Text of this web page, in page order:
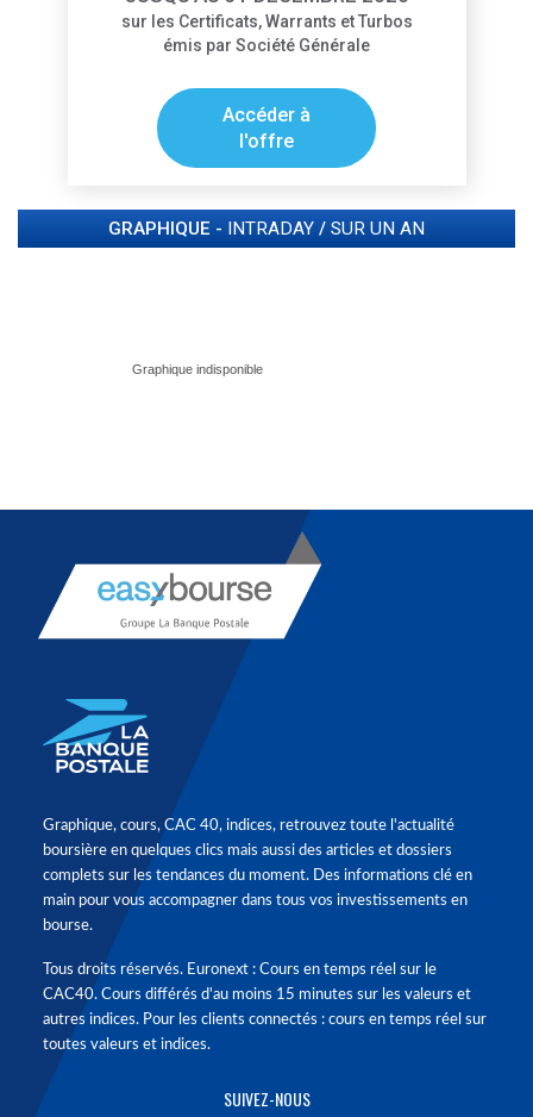
sur les Certificats, Warrants et Turbos
émis par Société Générale
Accéder à
l'offre
GRAPHIQUE - INTRADAY / SUR UN AN
Graphique, cours, CAC 40, indices, retrouvez toute l'actualité
boursière en quelques clics mais aussi des articles et dossiers
complets sur les tendances du moment. Des informations clé en
main pour vous accompagner dans tous vos investissements en
bourse.
Tous droits réservés. Euronext : Cours en temps réel sur le
CAC40. Cours différés d'au moins 15 minutes sur les valeurs et
autres indices. Pour les clients connectés : cours en temps réel sur
toutes valeurs et indices.
SUIVEZ-NOUS